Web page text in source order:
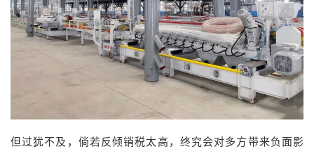
但过犹不及，倘若反倾销税太高，终究会对多方带来负面影